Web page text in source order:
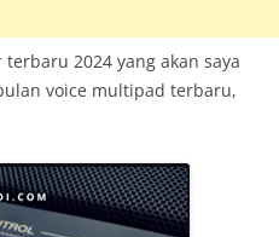
terbaru 2024 yang akan saya
voice multipad terbaru,